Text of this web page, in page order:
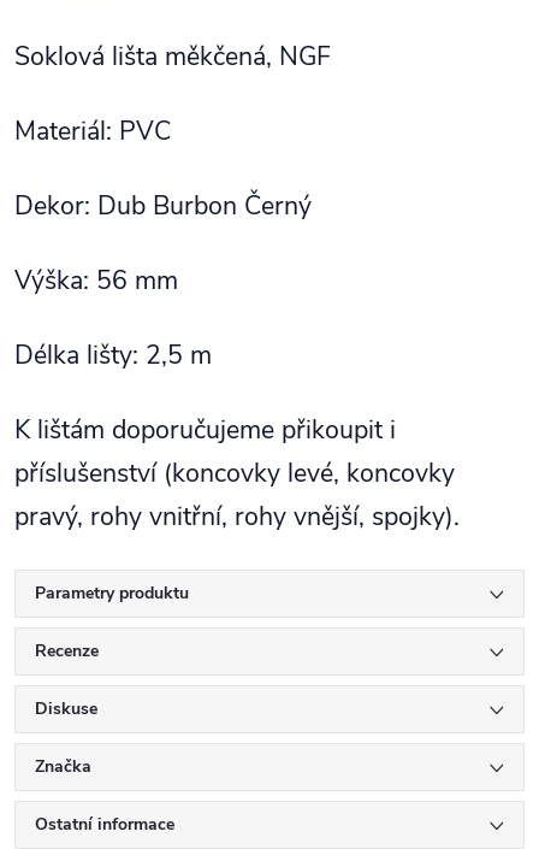
Soklová lišta měkčená, NGF
Materiál: PVC
Dekor: Dub Burbon Černý
Výška: 56 mm
Délka lišty: 2,5 m
K lištám doporučujeme přikoupit i
příslušenství (koncovky levé, koncovky
pravý, rohy vnitřní, rohy vnější, spojky).
Parametry produktu
Recenze
Diskuse
Značka
Ostatní informace